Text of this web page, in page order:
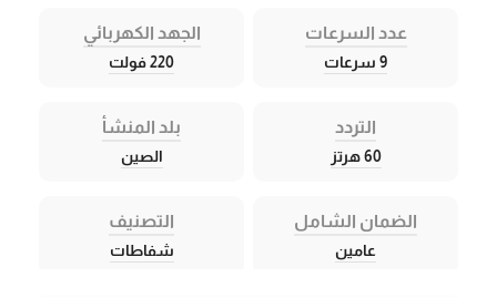
عدد السرعات
9 سرعات
الجهد الكهربائي
220 فولت
التردد
60 هرتز
بلد المنشأ
الصين
الضمان الشامل
عامين
التصنيف
شفاطات